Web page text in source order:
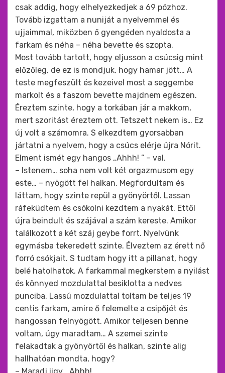
csak addig, hogy elhelyezkedjek a 69 pózhoz.
Tovább izgattam a nuniját a nyelvemmel és
ujjaimmal, miközben ő gyengéden nyaldosta a
farkam és néha – néha bevette és szopta.
Most tovább tartott, hogy eljusson a csúcsig mint
előzőleg, de ez is mondjuk, hogy hamar jött… A
teste megfeszült és kezeivel most a seggembe
markolt és a faszom bevette majdnem egészen.
Éreztem szinte, hogy a torkában jár a makkom,
mert szoritást éreztem ott. Tetszett nekem is… Ez
új volt a számomra. S elkezdtem gyorsabban
jártatni a nyelvem, hogy a csúcs elérje újra Nórit.
Elment ismét egy hangos „Ahhh! ” – val.
– Istenem… soha nem volt két orgazmusom egy
este… – nyögött fel halkan. Megfordultam és
láttam, hogy szinte repül a gyönyörtől. Lassan
ráfeküdtem és csókolni kezdtem a nyakát. Ettől
újra beindult és szájával a szám kereste. Amikor
találkozott a két száj geybe forrt. Nyelvünk
egymásba tekeredett szinte. Élveztem az érett nő
forró csókjait. S tudtam hogy itt a pillanat, hogy
belé hatolhatok. A farkammal megkerstem a nyilást
és könnyed mozdulattal besiklotta a nedves
punciba. Lassú mozdulattal toltam be teljes 19
centis farkam, amire ő felemelte a csipőjét és
hangossan felnyögött. Amikor teljesen benne
voltam, úgy maradtam… A szemei szinte
felakadtak a gyönyörtől és halkan, szinte alig
hallhatóan mondta, hogy?